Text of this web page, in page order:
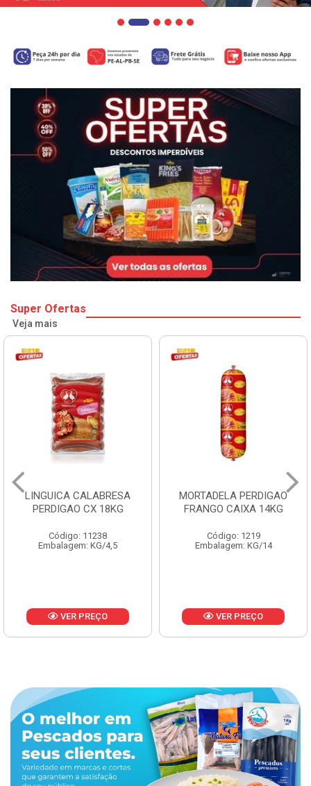
Super Ofertas
Veja mais
LINGUICA CALABRESA
PERDIGAO CX 18KG
Código: 11238
Embalagem: KG/4,5
VER PREÇO
MORTADELA PERDIGAO
FRANGO CAIXA 14KG
Código: 1219
Embalagem: KG/14
VER PREÇO